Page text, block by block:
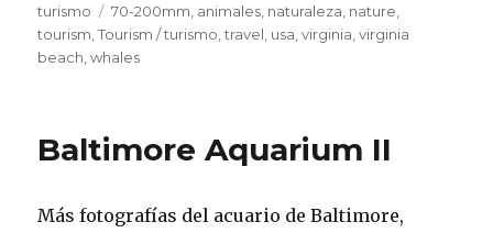
on
turismo
Tags
70-200mm animales naturaleza nature
tourism ,Tourism / turismo ,travel usa ,virginia ,virginia
beach ,whales
Baltimore Aquarium II
Más fotografías del acuario de Baltimore,